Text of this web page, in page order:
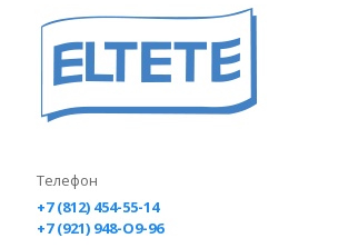
Телефон
+7 (812) 454-55-14
+7 (921) 948-O9-96